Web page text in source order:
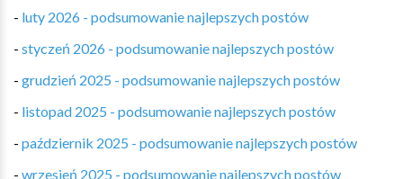
- luty 2026 - podsumowanie najlepszych postów
- styczeń 2026 - podsumowanie najlepszych postów
- grudzień 2025 - podsumowanie najlepszych postów
- listopad 2025 - podsumowanie najlepszych postów
- październik 2025 - podsumowanie najlepszych postów
- wrzesień 2025 - podsumowanie najlepszych postów